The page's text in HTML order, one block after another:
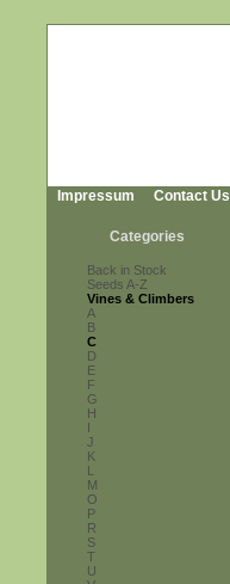
Impressum Contact Us
Categories
Back in Stock
Seeds A-Z
Vines & Climbers
A
B
C
D
E
F
G
H
I
J
K
L
M
O
P
R
S
T
U